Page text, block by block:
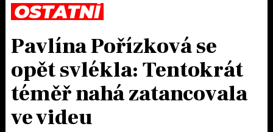
DOMŮ
ČLÁNKY
AKTUÁLNĚ
HUDBA
PODCASTY
JAK NALADIT
OSTATNÍ
Pavlína Pořízková se
opět svlékla: Tentokrát
téměř nahá zatancovala
ve videu